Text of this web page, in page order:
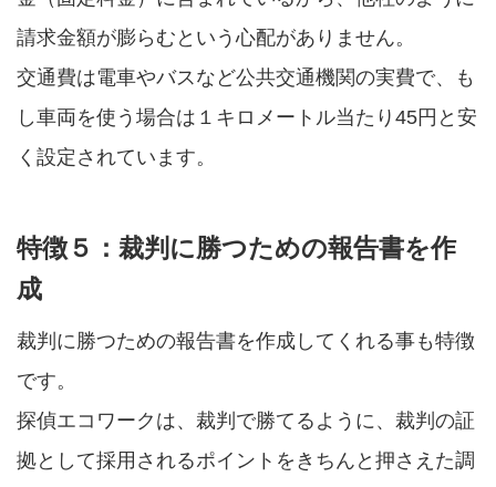
請求金額が膨らむという心配がありません。
交通費は電車やバスなど公共交通機関の実費で、も
し車両を使う場合は１キロメートル当たり45円と安
く設定されています。
特徴５：裁判に勝つための報告書を作
成
裁判に勝つための報告書を作成してくれる事も特徴
です。
探偵エコワークは、裁判で勝てるように、裁判の証
拠として採用されるポイントをきちんと押さえた調